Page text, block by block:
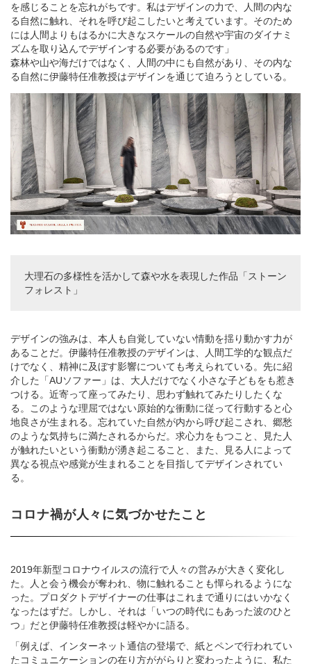
を感じることを忘れがちです。私はデザインの力で、人間の内な
る自然に触れ、それを呼び起こしたいと考えています。そのため
には人間よりもはるかに大きなスケールの自然や宇宙のダイナミ
ズムを取り込んでデザインする必要があるのです」
森林や山や海だけではなく、人間の中にも自然があり、その内な
る自然に伊藤特任准教授はデザインを通じて迫ろうとしている。
大理石の多様性を活かして森や水を表現した作品「ストーン
フォレスト」
デザインの強みは、本人も自覚していない情動を揺り動かす力が
あることだ。伊藤特任准教授のデザインは、人間工学的な観点だ
けでなく、精神に及ぼす影響についても考えられている。先に紹
介した「AUソファー」は、大人だけでなく小さな子どもをも惹き
つける。近寄って座ってみたり、思わず触れてみたりしたくな
る。このような理屈ではない原始的な衝動に従って行動すると心
地良さが生まれる。忘れていた自然が内から呼び起こされ、郷愁
のような気持ちに満たされるからだ。求心力をもつこと、見た人
が触れたいという衝動が湧き起こること、また、見る人によって
異なる視点や感覚が生まれることを目指してデザインされてい
る。
コロナ禍が人々に気づかせたこと
2019年新型コロナウイルスの流行で人々の営みが大きく変化し
た。人と会う機会が奪われ、物に触れることも憚られるようにな
った。プロダクトデザイナーの仕事はこれまで通りにはいかなく
なったはずだ。しかし、それは「いつの時代にもあった波のひと
つ」だと伊藤特任准教授は軽やかに語る。
「例えば、インターネット通信の登場で、紙とペンで行われてい
たコミュニケーションの在り方ががらりと変わったように、私た